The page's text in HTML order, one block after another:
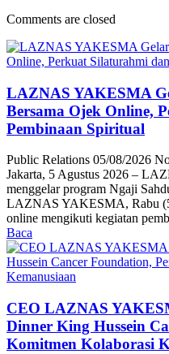
Comments are closed
LAZNAS YAKESMA
Bersama Ojek Online,
Pembinaan Spiritual
Public Relations 05/08/2026
Jakarta, 5 Agustus 2026 –
menggelar program Ngaji
LAZNAS YAKESMA, Rabu
online mengikuti kegiatan
Baca
CEO LAZNAS
Dinner King Hussein
Komitmen Kolaborasi